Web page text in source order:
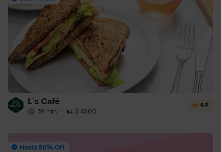
L´s Café
39 min · $ 4500
4.9
Hasta 50% Off